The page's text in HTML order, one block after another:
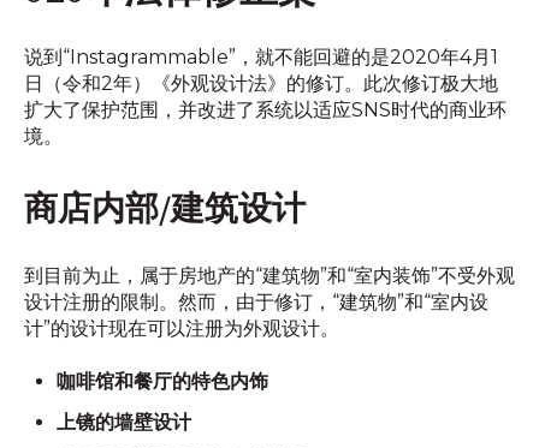
说到“Instagrammable”，就不能回避的是2020年4月1
日（令和2年）《外观设计法》的修订。此次修订极大地
扩大了保护范围，并改进了系统以适应SNS时代的商业环
境。
商店内部/建筑设计
到目前为止，属于房地产的“建筑物”和“室内装饰”不受外观
设计注册的限制。然而，由于修订，“建筑物”和“室内设
计”的设计现在可以注册为外观设计。
咖啡馆和餐厅的特色内饰
上镜的墙壁设计